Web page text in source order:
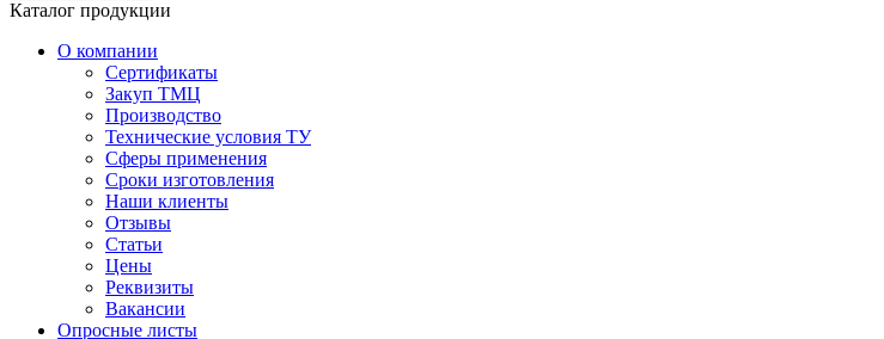
Каталог продукции
О компании
Сертификаты
Закуп ТМЦ
Производство
Технические условия ТУ
Сферы применения
Сроки изготовления
Наши клиенты
Отзывы
Статьи
Цены
Реквизиты
Вакансии
Опросные листы